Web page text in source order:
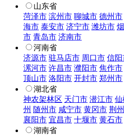
山东省
菏泽市 滨州市 聊城市 德州市
海市 泰安市 济宁市 潍坊市
市 青岛市 济南市
河南省
济源市 驻马店市 周口市 信阳
漯河市 许昌市 濮阳市 焦作市
顶山市 洛阳市 开封市 郑州市
湖北省
神农架林区 天门市 潜江市 仙
州 随州市 咸宁市 黄冈市 荆
襄阳市 宜昌市 十堰市 黄石市
湖南省